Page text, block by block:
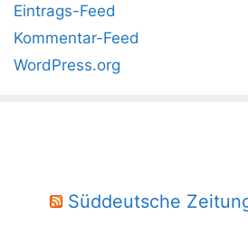
Eintrags-Feed
Kommentar-Feed
WordPress.org
Süddeutsche